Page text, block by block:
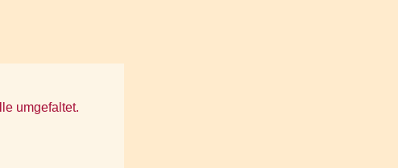
umgefaltet.